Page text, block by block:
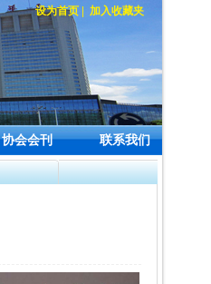
设为首页 加入收藏夹
协会会刊 联系我们